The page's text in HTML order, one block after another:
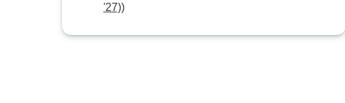
'27))